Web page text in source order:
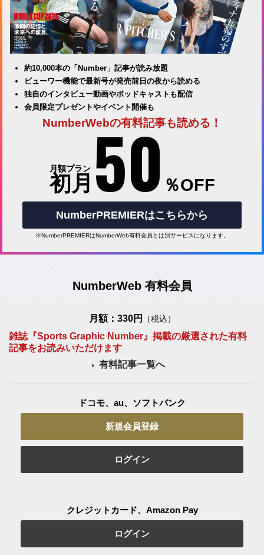
約10,000本の「Number」記事が読み放題
ビューワー機能で最新号が発売前日の夜から読める
独自のインタビュー動画やポッドキャストも配信
会員限定プレゼントやイベント開催も
NumberWebの有料記事も読める！
月額プラン
初月 50 ％OFF
NumberPREMIERはこちらから
※NumberPREMIERはNumberWeb有料会員とは別サービスになります。
NumberWeb 有料会員
月額：330円 （税込）
雑誌『Sports Graphic Number』掲載の厳選された有料
記事をお読みいただけます
有料記事一覧へ
ドコモ、au、ソフトバンク
新規会員登録
ログイン
クレジットカード、Amazon Pay
ログイン